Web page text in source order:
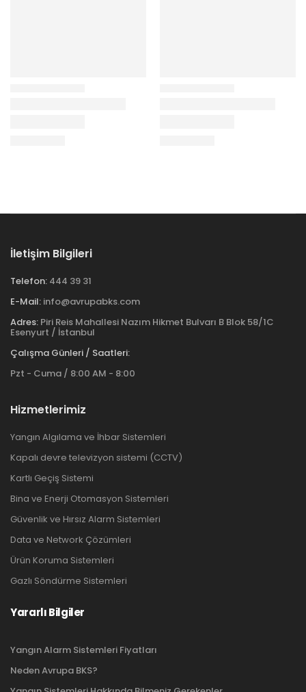
İletişim Bilgileri
Telefon: 444 39 31
E-Mail: info@avrupabks.com
Adres: Piri Reis Mahallesi Nazım Hikmet Bulvarı B Blok 58/1C
Esenyurt / İstanbul
Çalışma Günleri / Saatleri:
Pzt - Cuma / 8:00 AM - 8:00
Hizmetlerimiz
Yangın Algılama ve İhbar Sistemleri
Kapalı devre televizyon sistemi (CCTV)
Kartlı Geçiş Sistemi
Bina ve Enerji Otomasyon Sistemleri
Güvenlik ve Hırsız Alarm Sistemleri
Data ve Network Çözümleri
Ürün Koruma Sistemleri
Gazlı Söndürme Sistemleri
Yararlı Bilgiler
Yangın Alarm Sistemleri Fiyatları
Neden Avrupa BKS?